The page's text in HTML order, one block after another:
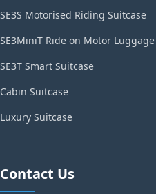
SE3S Motorised Riding Suitcase
SE3MiniT Ride on Motor Luggage
SE3T Smart Suitcase
Cabin Suitcase
Luxury Suitcase
Contact Us